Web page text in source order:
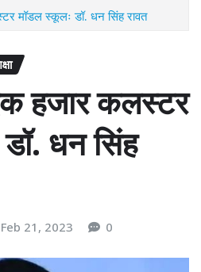
मॉडल स्कूलः डॉ. धन सिंह रावत
हजार कलस्टर
धन सिंह
Feb 21, 2023 0